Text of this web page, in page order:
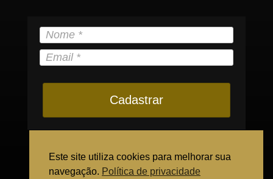
Cadastrar
Este site utiliza cookies para melhorar sua
navegação. Política de privacidade